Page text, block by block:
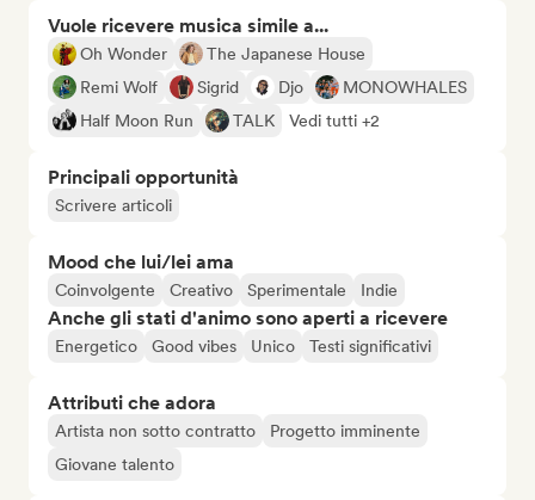
Vuole ricevere musica simile a...
Oh Wonder
The Japanese House
Remi Wolf
Sigrid Djo
MONOWHALES
Half Moon Run
TALK Vedi tutti +2
Principali opportunità
Scrivere articoli
Mood che lui/lei ama
Coinvolgente Creativo Sperimentale Indie
Anche gli stati d'animo sono aperti a ricevere
Energetico Good vibes Unico Testi significativi
Attributi che adora
Artista non sotto contratto
Progetto imminente
Giovane talento